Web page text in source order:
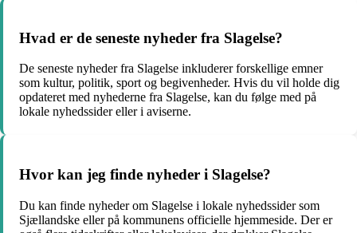
Hvad er de seneste nyheder fra Slagelse?
De seneste nyheder fra Slagelse inkluderer forskellige emner
som kultur, politik, sport og begivenheder. Hvis du vil holde dig
opdateret med nyhederne fra Slagelse, kan du følge med på
lokale nyhedssider eller i aviserne.
Hvor kan jeg finde nyheder i Slagelse?
Du kan finde nyheder om Slagelse i lokale nyhedssider som
Sjællandske eller på kommunens officielle hjemmeside. Der er